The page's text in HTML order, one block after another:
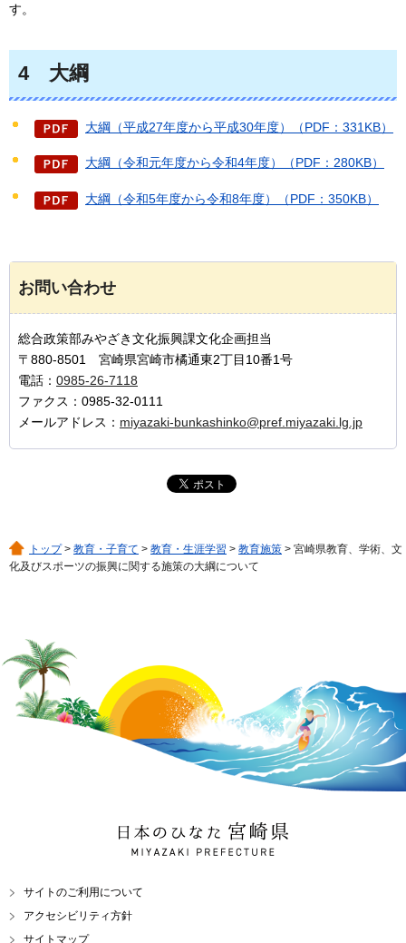
す。
4 大綱
大綱（平成27年度から平成30年度）（PDF：331KB）
大綱（令和元年度から令和4年度）（PDF：280KB）
大綱（令和5年度から令和8年度）（PDF：350KB）
お問い合わせ
総合政策部みやざき文化振興課文化企画担当
〒880-8501 宮崎県宮崎市橘通東2丁目10番1号
電話： 0985-26-7118
ファクス：0985-32-0111
メールアドレス： miyazaki-bunkashinko@pref.miyazaki.lg.jp
トップ> 教育・子育て > 教育・生涯学習 > 教育施策 > 宮崎県教育、学術、文
化及びスポーツの振興に関する施策の大綱について
日本のひなた 宮崎県
MIYAZAKI PREFECTURE
サイトのご利用について
アクセシビリティ方針
サイトマップ